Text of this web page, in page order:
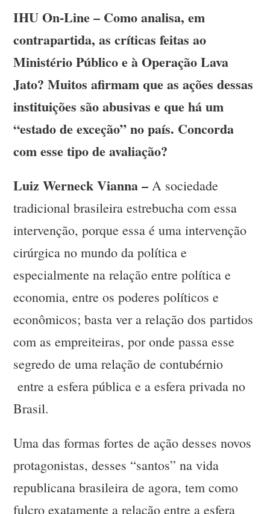
IHU On-Line – Como analisa, em
contrapartida, as críticas feitas ao
Ministério Público e à Operação Lava
Jato? Muitos afirmam que as ações dessas
instituições são abusivas e que há um
“estado de exceção” no país. Concorda
com esse tipo de avaliação?
Luiz Werneck Vianna –A sociedade
tradicional brasileira estrebucha com essa
intervenção, porque essa é uma intervenção
cirúrgica no mundo da política e
especialmente na relação entre política e
economia, entre os poderes políticos e
econômicos; basta ver a relação dos partidos
com as empreiteiras, por onde passa esse
segredo de uma relação de contubérnio
entre a esfera pública e a esfera privada no
Brasil.
Uma das formas fortes de ação desses novos
protagonistas, desses “santos” na vida
republicana brasileira de agora, tem como
fulcro exatamente a relação entre a esfera